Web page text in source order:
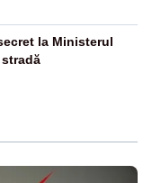
la Ministerul